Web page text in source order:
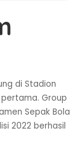
di Stadion
Group
Sepak Bola
2022 berhasil